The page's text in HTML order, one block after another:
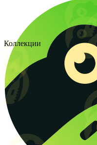
Коллекции